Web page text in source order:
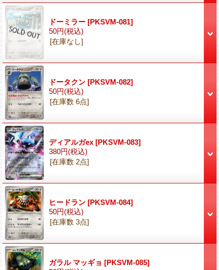
ドーミラー [PKSVM-081]
50円(税込)
[在庫なし]
ドータクン [PKSVM-082]
50円(税込)
[在庫数 6点]
ディアルガex [PKSVM-083]
380円(税込)
[在庫数 2点]
ヒードラン [PKSVM-084]
50円(税込)
[在庫数 3点]
ガラル マッギョ [PKSVM-085]